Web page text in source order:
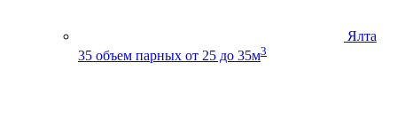
Ялта
35 объем парных от 25 до 35м3